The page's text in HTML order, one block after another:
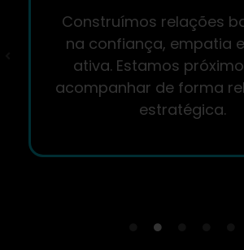
Construímos relações
na confiança, empatia
ativa. Estamos
acompanhar de forma
estratégica.